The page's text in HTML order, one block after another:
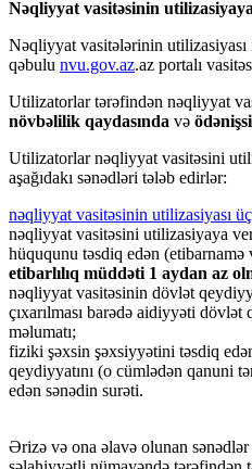
Nəqliyyat vasitəsinin
Nəqliyyat vasitələrinin
qəbulu nvu.gov.az.az portalı
Utilizatorlar tərəfindən nəqliyyat
növbəlilik qaydasında və
Utilizatorlar nəqliyyat vasitəsini
aşağıdakı sənədləri tələb edirlər:
nəqliyyat vasitəsinin utilizasiyası
nəqliyyat vasitəsini utilizasiyaya
hüququnu təsdiq edən (etibarnamə
etibarlılıq müddəti 1 aydan az
nəqliyyat vasitəsinin dövlət
çıxarılması barədə aidiyyəti dövlət
məlumatı;
fiziki şəxsin şəxsiyyətini təsdiq
qeydiyyatını (o cümlədən qanuni
edən sənədin surəti.
Ərizə və ona əlavə olunan